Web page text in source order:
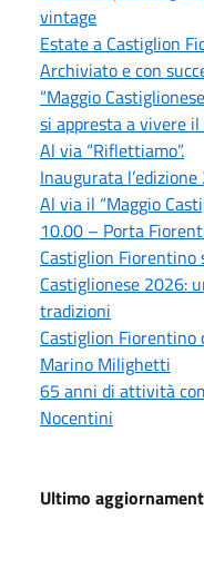
vintage
Estate a Castiglion
Archiviato e con
“Maggio
si appresta a vivere
Al via “Riflettiamo”.
Inaugurata
Al via il “Maggio
10.00 – Porta
Castiglion Fiorentino
Castiglionese 2026:
tradizioni
Castiglion
Marino Milighetti
65 anni di attività
Nocentini
Ultimo